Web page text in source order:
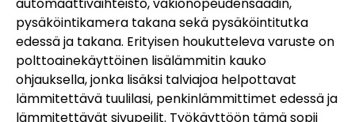
pysäköintikamera takana sekä pysäköintitutka
edessä ja takana. Erityisen houkutteleva varuste on
polttoainekäyttöinen lisälämmitin kauko
ohjauksella, jonka lisäksi talviajoa helpottavat
lämmitettävä tuulilasi, penkinlämmittimet edessä ja
lämmitettävät sivupeilit. Työkäyttöön tämä sopii